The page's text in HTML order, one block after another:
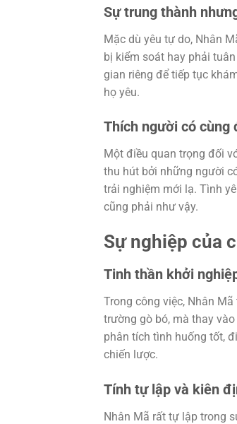
Sự trung thành
Mặc dù yêu tự do, Nhân
bị kiểm soát hay phải
gian riêng để tiếp tục
họ yêu.
Thích người có cùng
Một điều quan trọng đối
thu hút bởi những người
trải nghiệm mới lạ. Tình
cũng phải như vậy.
Sự nghiệp của
Tinh thần khởi
Trong công việc, Nhân
trường gò bó, mà thay
phân tích tình huống tốt,
chiến lược.
Tính tự lập và kiên
Nhân Mã rất tự lập trong